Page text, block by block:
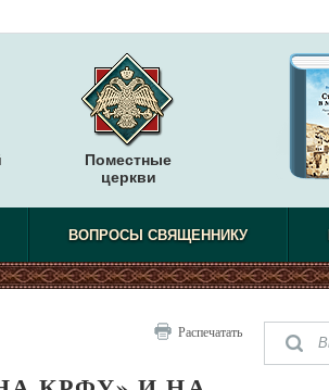
Поместные
церкви
ВОПРОСЫ СВЯЩЕННИКУ
Распечатать